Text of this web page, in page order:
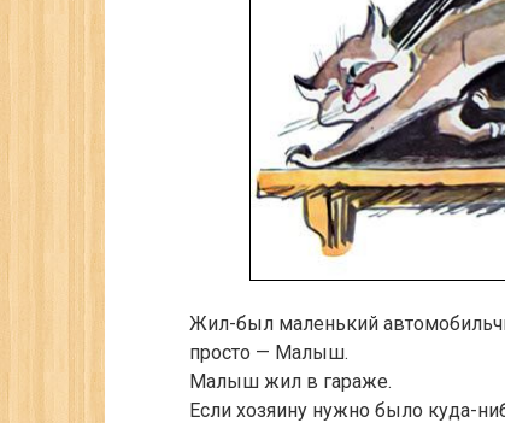
Жил-был маленький
просто — Малыш.
Малыш жил в гараже.
Если хозяину нужно было куда-